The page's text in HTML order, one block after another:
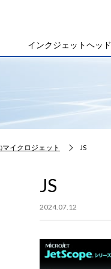
インクジェットヘッド
イクロジェット JS
JS
2024.07.12